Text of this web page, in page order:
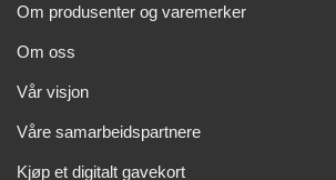
Om produsenter og varemerker
Om oss
Vår visjon
Våre samarbeidspartnere
Kjøp et digitalt gavekort